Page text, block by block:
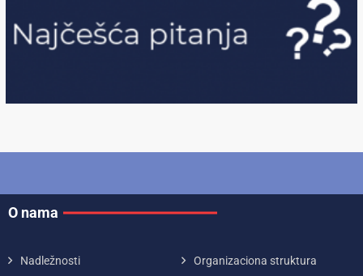
O nama
Nadležnosti Organizaciona struktura